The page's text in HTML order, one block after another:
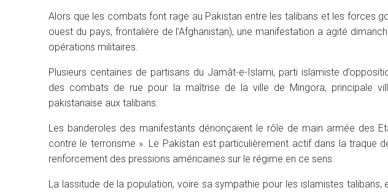
Alors que les combats font rage au Pakistan entre les talibans et les forces
ouest du pays, frontalière de l’Afghanistan), une manifestation a agité
opérations militaires.
Plusieurs centaines de partisans du Jamât-e-Islami, parti islamiste
des combats de rue pour la maîtrise de la ville de Mingora, principale
pakistanaise aux talibans.
Les banderoles des manifestants dénonçaient le rôle de main armée des
contre le terrorisme ». Le Pakistan est particulièrement actif dans la traque
renforcement des pressions américaines sur le régime en ce sens.
La lassitude de la population, voire sa sympathie pour les islamistes